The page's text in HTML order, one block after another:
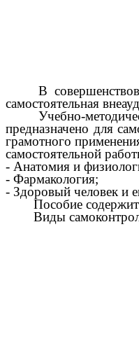
В
самостоятельная
Учебно-
предназначено для
грамотного
самостоятельной
- Анатомия и
- Фармакология;
- Здоровый человек и
Пособие содержит
Виды самоконтроля